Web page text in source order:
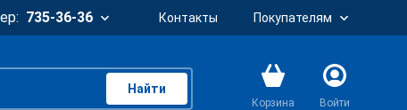
735-36-36 Контакты Покупателям
Найти
Корзина Войти